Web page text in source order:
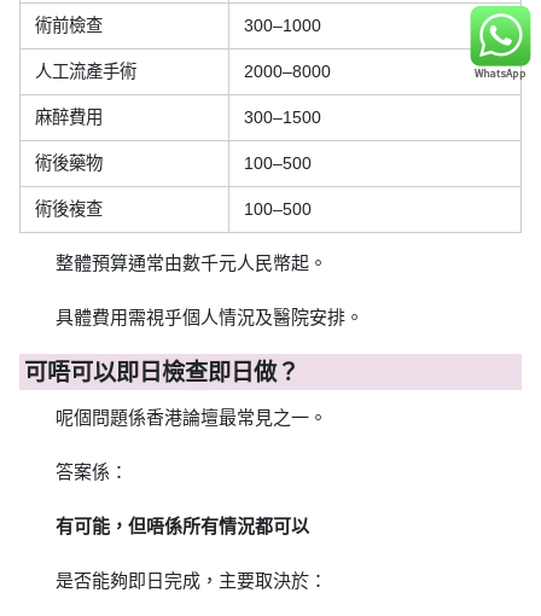
術前檢查 300–1000
人工流產手術 2000–8000
麻醉費用 300–1500
術後藥物 100–500
術後複查 100–500
整體預算通常由數千元人民幣起。
具體費用需視乎個人情況及醫院安排。
可唔可以即日檢查即日做？
呢個問題係香港論壇最常見之一。
答案係：
有可能，但唔係所有情況都可以
是否能夠即日完成，主要取決於：